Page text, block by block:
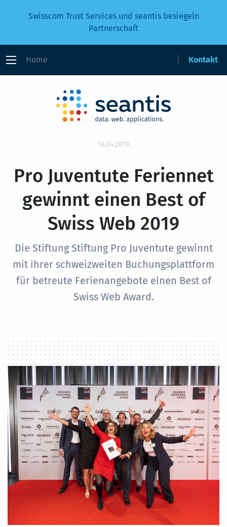
Swisscom Trust Services und seantis besiegeln
Partnerschaft
Home Kontakt
18.04.2019
Pro Juventute Feriennet
gewinnt einen Best of
Swiss Web 2019
Die Stiftung Stiftung Pro Juventute gewinnt
mit ihrer schweizweiten Buchungsplattform
für betreute Ferienangebote einen Best of
Swiss Web Award.